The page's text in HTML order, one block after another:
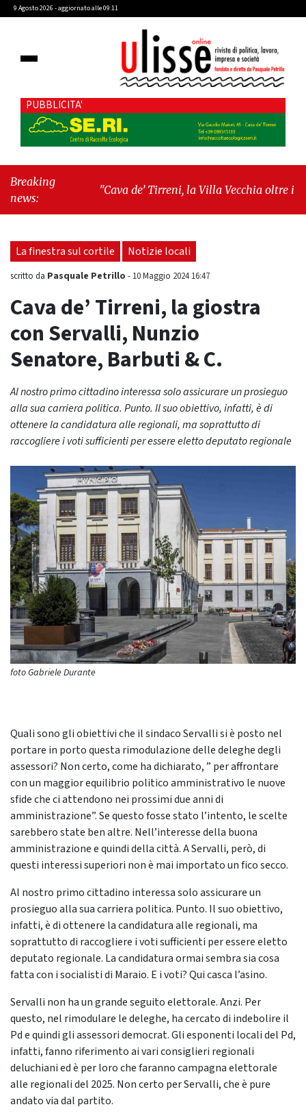
9 Agosto 2026 - aggiornato alle 09:11
PUBBLICITA'
Breaking
news:
"Cava de’ Tirreni, la Villa Vecchia oltre i vandali:
consiliare: “Serve chiarezza!”"
La finestra sul cortile Notizie locali
scritto da Pasquale Petrillo - 10 Maggio 2024 16:47
Cava de’ Tirreni, la giostra
con Servalli, Nunzio
Senatore, Barbuti & C.
Al nostro primo cittadino interessa solo assicurare un prosieguo
alla sua carriera politica. Punto. Il suo obiettivo, infatti, è di
ottenere la candidatura alle regionali, ma soprattutto di
raccogliere i voti sufficienti per essere eletto deputato regionale
foto Gabriele Durante
Quali sono gli obiettivi che il sindaco Servalli si è posto nel
portare in porto questa rimodulazione delle deleghe degli
assessori? Non certo, come ha dichiarato, ” per affrontare
con un maggior equilibrio politico amministrativo le nuove
sfide che ci attendono nei prossimi due anni di
amministrazione”. Se questo fosse stato l’intento, le scelte
sarebbero state ben altre. Nell’interesse della buona
amministrazione e quindi della città. A Servalli, però, di
questi interessi superiori non è mai importato un fico secco.
Al nostro primo cittadino interessa solo assicurare un
prosieguo alla sua carriera politica. Punto. Il suo obiettivo,
infatti, è di ottenere la candidatura alle regionali, ma
soprattutto di raccogliere i voti sufficienti per essere eletto
deputato regionale. La candidatura ormai sembra sia cosa
fatta con i socialisti di Maraio. E i voti? Qui casca l’asino.
Servalli non ha un grande seguito elettorale. Anzi. Per
questo, nel rimodulare le deleghe, ha cercato di indebolire il
Pd e quindi gli assessori democrat. Gli esponenti locali del Pd,
infatti, fanno riferimento ai vari consiglieri regionali
deluchiani ed è per loro che faranno campagna elettorale
alle regionali del 2025. Non certo per Servalli, che è pure
andato via dal partito.